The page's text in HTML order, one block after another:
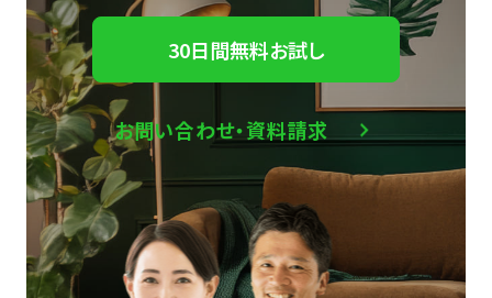
30日間無料お試し
お問い合わせ・資料請求